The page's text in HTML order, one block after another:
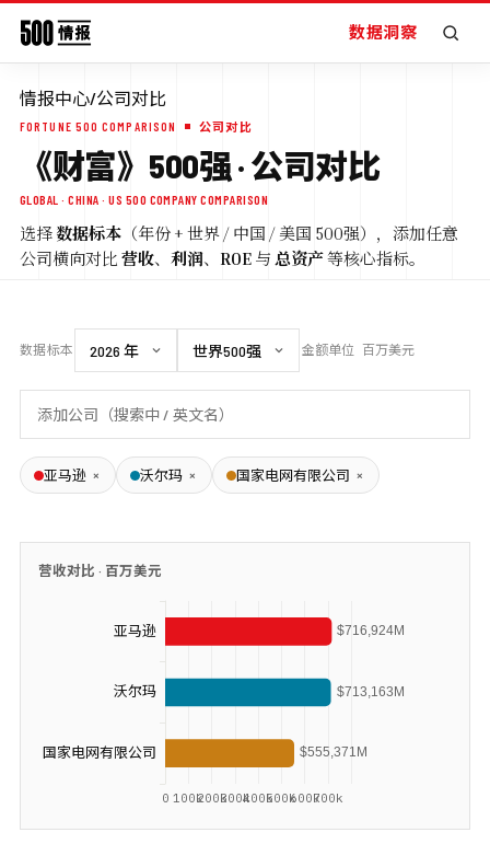
数据洞察
情报中心/公司对比
FORTUNE 500 COMPARISON 公司对比
《财富》500强 · 公司对比
GLOBAL · CHINA · US 500 COMPANY COMPARISON
选择 数据标本 （年份 + 世界 / 中国 / 美国 500强），添加任意
公司横向对比 营收、 利润、 ROE 与 总资产等核心指标。
数据标本 金额单位 百万美元
亚马逊 × 沃尔玛 × 国家电网有限公司 ×
营收对比 · 百万美元